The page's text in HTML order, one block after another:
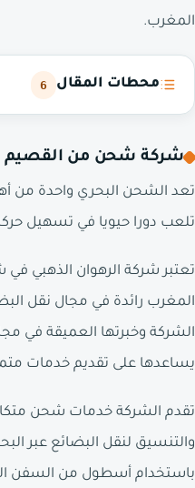
المغرب.
محطات المقال 6
شركة شحن من القصيم
تعد الشحن البحري واحدة من
تلعب دورا حيويا في تسهيل حركة
تعتبر شركة الرهوان الذهبي
المغرب رائدة في مجال نقل
الشركة وخبرتها العميقة في
يساعدها على تقديم خدمات
تقدم الشركة خدمات شحن
والتنسيق لنقل البضائع عبر
باستخدام أسطول من السفن